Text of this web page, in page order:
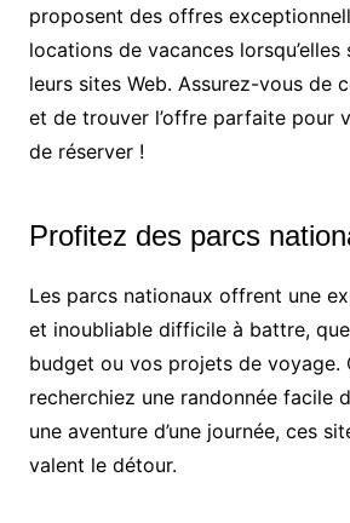
proposent des offres
locations de vacances
leurs sites Web. Assurez-vous de
et de trouver l’offre parfaite pour
de réserver !
Profitez des parcs
Les parcs nationaux offrent une
et inoubliable difficile à battre,
budget ou vos projets de voyage.
recherchiez une randonnée facile
une aventure d’une journée, ces
valent le détour.